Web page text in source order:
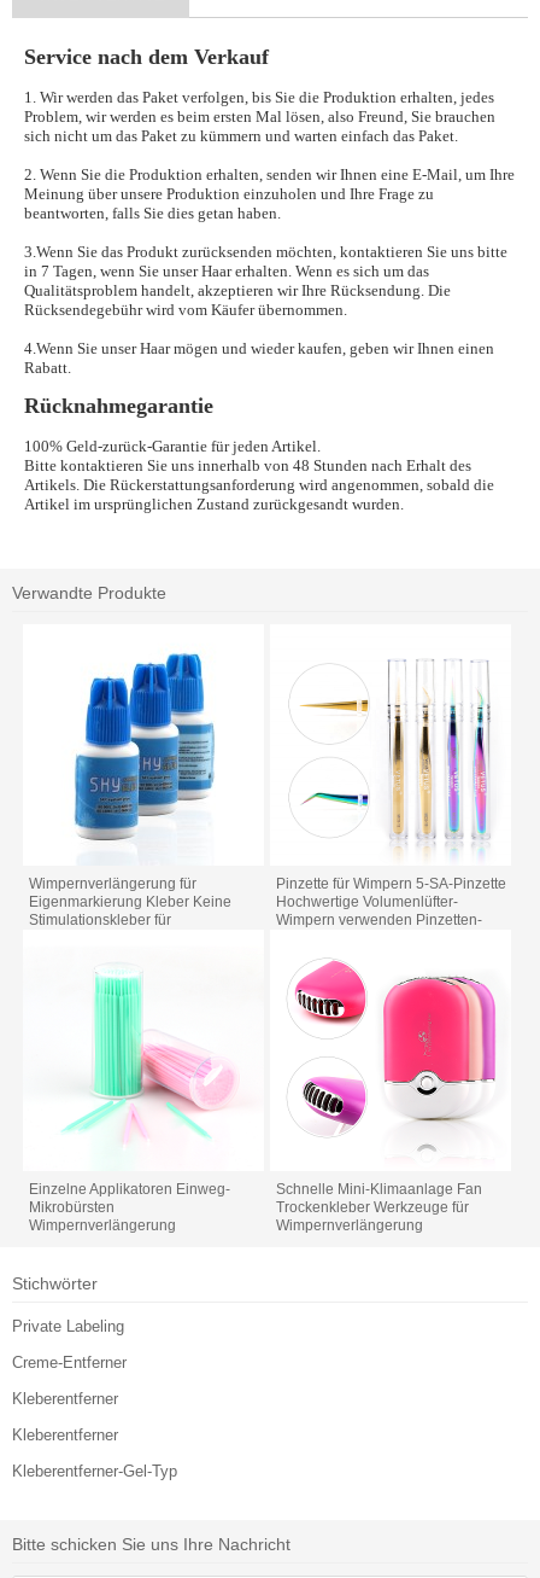
Service nach dem Verkauf
1. Wir werden das Paket verfolgen, bis Sie die Produktion erhalten, jedes
Problem, wir werden es beim ersten Mal lösen, also Freund, Sie brauchen
sich nicht um das Paket zu kümmern und warten einfach das Paket.
2. Wenn Sie die Produktion erhalten, senden wir Ihnen eine E-Mail, um Ihre
Meinung über unsere Produktion einzuholen und Ihre Frage zu
beantworten, falls Sie dies getan haben.
3.Wenn Sie das Produkt zurücksenden möchten, kontaktieren Sie uns bitte
in 7 Tagen, wenn Sie unser Haar erhalten. Wenn es sich um das
Qualitätsproblem handelt, akzeptieren wir Ihre Rücksendung. Die
Rücksendegebühr wird vom Käufer übernommen.
4.Wenn Sie unser Haar mögen und wieder kaufen, geben wir Ihnen einen
Rabatt.
Rücknahmegarantie
100% Geld-zurück-Garantie für jeden Artikel.
Bitte kontaktieren Sie uns innerhalb von 48 Stunden nach Erhalt des
Artikels. Die Rückerstattungsanforderung wird angenommen, sobald die
Artikel im ursprünglichen Zustand zurückgesandt wurden.
Verwandte Produkte
Wimpernverlängerung für
Eigenmarkierung Kleber Keine
Stimulationskleber für
Pinzette für Wimpern 5-SA-Pinzette
Hochwertige Volumenlüfter-
Wimpern verwenden Pinzetten-
Einzelne Applikatoren Einweg-
Mikrobürsten
Wimpernverlängerung
Schnelle Mini-Klimaanlage Fan
Trockenkleber Werkzeuge für
Wimpernverlängerung
Stichwörter
Private Labeling
Creme-Entferner
Kleberentferner
Kleberentferner
Kleberentferner-Gel-Typ
Bitte schicken Sie uns Ihre Nachricht